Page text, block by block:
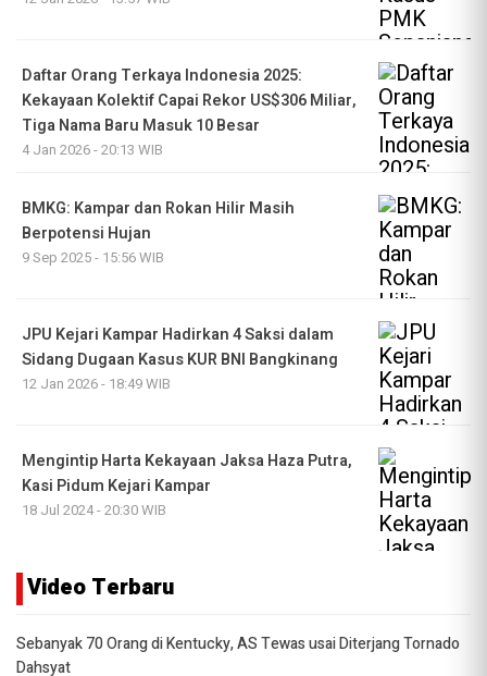
Daftar Orang Terkaya Indonesia 2025:
Kekayaan Kolektif Capai Rekor US$306 Miliar,
Tiga Nama Baru Masuk 10 Besar
4 Jan 2026 - 20:13 WIB
BMKG: Kampar dan Rokan Hilir Masih
Berpotensi Hujan
9 Sep 2025 - 15:56 WIB
JPU Kejari Kampar Hadirkan 4 Saksi dalam
Sidang Dugaan Kasus KUR BNI Bangkinang
12 Jan 2026 - 18:49 WIB
Mengintip Harta Kekayaan Jaksa Haza Putra,
Kasi Pidum Kejari Kampar
18 Jul 2024 - 20:30 WIB
Video Terbaru
Sebanyak 70 Orang di Kentucky, AS Tewas usai Diterjang Tornado
Dahsyat